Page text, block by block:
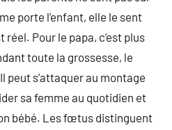
porte l’enfant, elle le sent
Pour le papa, c’est plus
toute la grossesse, le
peut s’attaquer au montage
sa femme au quotidien et
bébé. Les fœtus distinguent